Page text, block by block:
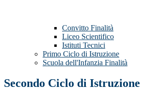
Convitto Finalità
Liceo Scientifico
Istituti Tecnici
Primo Ciclo di Istruzione
Scuola dell'Infanzia Finalità
Secondo Ciclo di Istruzione